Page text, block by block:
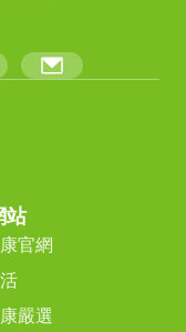
站
官網
嚴選